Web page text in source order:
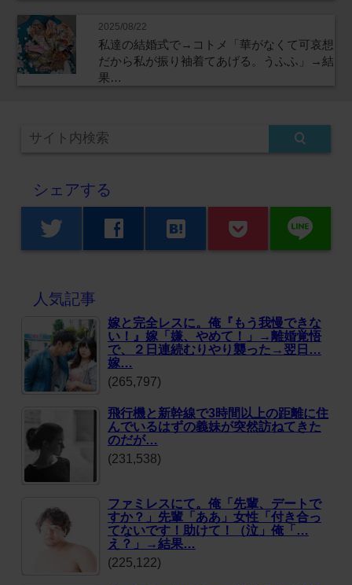
2025/08/22
私達の結婚式で→コトメ「華がなくて可哀想
だから私が振り袖着てあげる。うふふ」→結
果…
シェアする
twitter facebook hatenabookmark line
人気記事
嫁と完全レスに。俺『もう我慢できな
い！』嫁「嫌、やめて！」→離婚覚悟
で、２日連続むりやり襲った→翌日…
嫁…
(265,797)
飛行機と新幹線で3時間以上の距離に住
んでいるはずの義妹が突然訪ねてきた
のだが…
(231,538)
ファミレスにて。俺「先輩、デートで
すか？」先輩「ああ」女性「付き合っ
てないです！助けて！（泣」俺「…
え？」→結果…
(225,122)